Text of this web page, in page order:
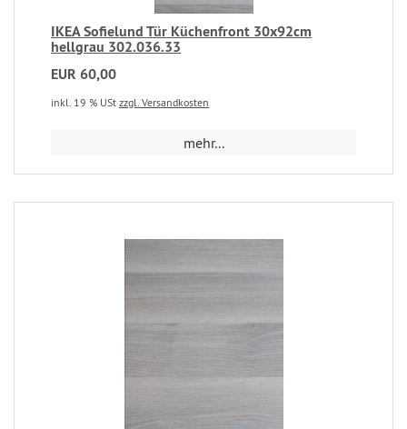
IKEA Sofielund Tür Küchenfront 30x92cm
hellgrau 302.036.33
EUR 60,00
inkl. 19 % USt zzgl. Versandkosten
mehr...